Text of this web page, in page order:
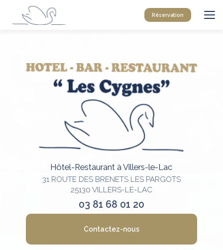
contenu
Réservation
Hôtel-Restaurant à Villers-le-Lac
31 ROUTE DES BRENETS LES PARGOTS
25130 VILLERS-LE-LAC
03 81 68 01 20
Contactez-nous